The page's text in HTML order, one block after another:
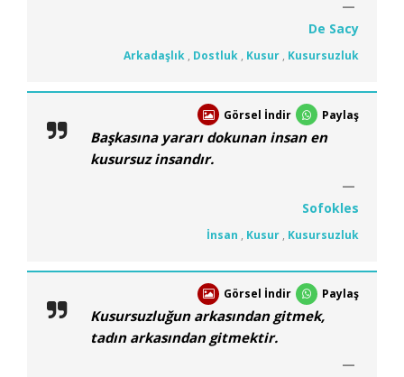
De Sacy
Arkadaşlık , Dostluk , Kusur , Kusursuzluk
Görsel İndir Paylaş
Başkasına yararı dokunan insan en
kusursuz insandır.
Sofokles
İnsan , Kusur , Kusursuzluk
Görsel İndir Paylaş
Kusursuzluğun arkasından gitmek,
tadın arkasından gitmektir.